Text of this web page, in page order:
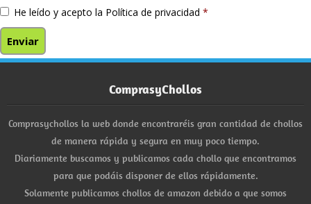
He leído y acepto la Política de privacidad *
ComprasyChollos
Comprasychollos la web donde encontraréis gran cantidad de chollos
de manera rápida y segura en muy poco tiempo.
Diariamente buscamos y publicamos cada chollo que encontramos
para que podáis disponer de ellos rápidamente.
Solamente publicamos chollos de amazon debido a que somos